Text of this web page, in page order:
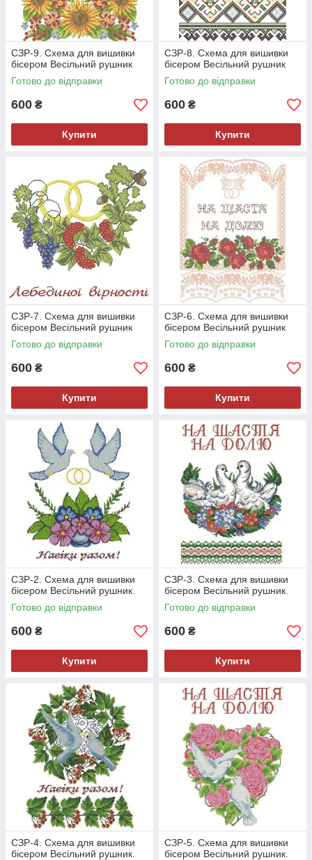
СЗР-9. Схема для вишивки
бісером Весільний рушник
Готово до відправки
600 ₴
Купити
СЗР-8. Схема для вишивки
бісером Весільний рушник
Готово до відправки
600 ₴
Купити
СЗР-7. Схема для вишивки
бісером Весільний рушник
Готово до відправки
600 ₴
Купити
СЗР-6. Схема для вишивки
бісером Весільний рушник
Готово до відправки
600 ₴
Купити
СЗР-2. Схема для вишивки
бісером Весільний рушник.
Готово до відправки
600 ₴
Купити
СЗР-3. Схема для вишивки
бісером Весільний рушник.
Готово до відправки
600 ₴
Купити
СЗР-4. Схема для вишивки
бісером Весільний рушник.
СЗР-5. Схема для вишивки
бісером Весільний рушник.